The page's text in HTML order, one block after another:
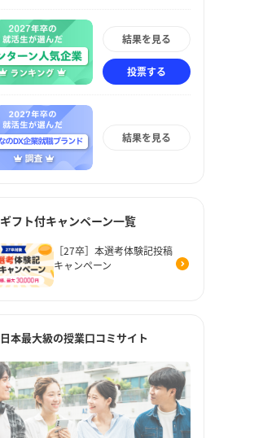
結果を見る
投票する
結果を見る
ギフト付キャンペーン一覧
［27卒］本選考体験記投稿
キャンペーン
日本最大級の授業口コミサイト